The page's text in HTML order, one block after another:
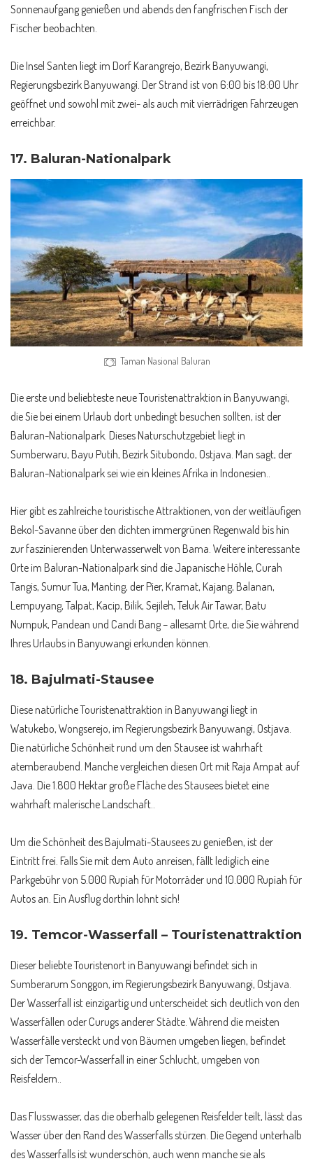
Sonnenaufgang genießen und abends den fangfrischen Fisch der
Fischer beobachten.
Die Insel Santen liegt im Dorf Karangrejo, Bezirk Banyuwangi,
Regierungsbezirk Banyuwangi. Der Strand ist von 6:00 bis 18:00 Uhr
geöffnet und sowohl mit zwei- als auch mit vierrädrigen Fahrzeugen
erreichbar.
17. Baluran-Nationalpark
Taman Nasional Baluran
Die erste und beliebteste neue Touristenattraktion in Banyuwangi,
die Sie bei einem Urlaub dort unbedingt besuchen sollten, ist der
Baluran-Nationalpark. Dieses Naturschutzgebiet liegt in
Sumberwaru, Bayu Putih, Bezirk Situbondo, Ostjava. Man sagt, der
Baluran-Nationalpark sei wie ein kleines Afrika in Indonesien..
Hier gibt es zahlreiche touristische Attraktionen, von der weitläufigen
Bekol-Savanne über den dichten immergrünen Regenwald bis hin
zur faszinierenden Unterwasserwelt von Bama. Weitere interessante
Orte im Baluran-Nationalpark sind die Japanische Höhle, Curah
Tangis, Sumur Tua, Manting, der Pier, Kramat, Kajang, Balanan,
Lempuyang, Talpat, Kacip, Bilik, Sejileh, Teluk Air Tawar, Batu
Numpuk, Pandean und Candi Bang – allesamt Orte, die Sie während
Ihres Urlaubs in Banyuwangi erkunden können.
18. Bajulmati-Stausee
Diese natürliche Touristenattraktion in Banyuwangi liegt in
Watukebo, Wongserejo, im Regierungsbezirk Banyuwangi, Ostjava.
Die natürliche Schönheit rund um den Stausee ist wahrhaft
atemberaubend. Manche vergleichen diesen Ort mit Raja Ampat auf
Java. Die 1.800 Hektar große Fläche des Stausees bietet eine
wahrhaft malerische Landschaft..
Um die Schönheit des Bajulmati-Stausees zu genießen, ist der
Eintritt frei. Falls Sie mit dem Auto anreisen, fällt lediglich eine
Parkgebühr von 5.000 Rupiah für Motorräder und 10.000 Rupiah für
Autos an. Ein Ausflug dorthin lohnt sich!
19. Temcor-Wasserfall – Touristenattraktion
Dieser beliebte Touristenort in Banyuwangi befindet sich in
Sumberarum Songgon, im Regierungsbezirk Banyuwangi, Ostjava.
Der Wasserfall ist einzigartig und unterscheidet sich deutlich von den
Wasserfällen oder Curugs anderer Städte. Während die meisten
Wasserfälle versteckt und von Bäumen umgeben liegen, befindet
sich der Temcor-Wasserfall in einer Schlucht, umgeben von
Reisfeldern..
Das Flusswasser, das die oberhalb gelegenen Reisfelder teilt, lässt das
Wasser über den Rand des Wasserfalls stürzen. Die Gegend unterhalb
des Wasserfalls ist wunderschön, auch wenn manche sie als